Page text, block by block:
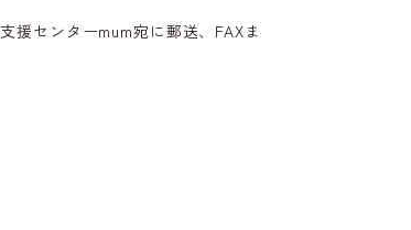
援センターmum宛に郵送、FAXま